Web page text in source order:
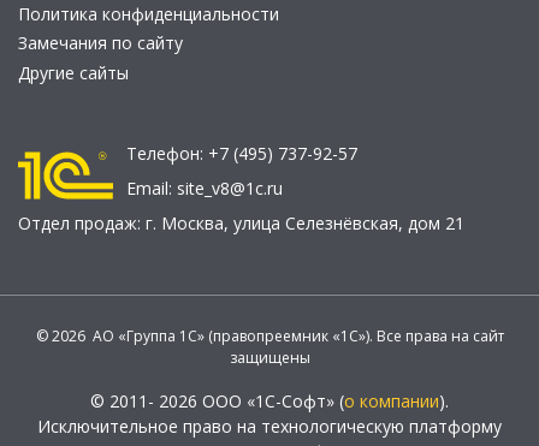
Политика конфиденциальности
Замечания по сайту
Другие сайты
Телефон: +7 (495) 737-92-57
Email: site_v8@1c.ru
Отдел продаж: г. Москва, улица Селезнёвская, дом 21
© 2026 АО «Группа 1С» (правопреемник «1С»). Все права на сайт
защищены
© 2011- 2026 ООО «1С-Софт» (о компании).
Исключительное право на технологическую платформу